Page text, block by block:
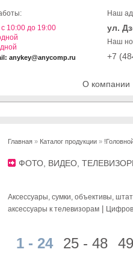
О компании
10:00 до 19:00
anykey@anycomp.ru
Наш
ул.
Наш
+7
Главная » Каталог продукции »
ФОТО, ВИДЕО,
Аксессуары, сумки, объективы,
аксессуары к телевизорам
1 - 24 25 - 48